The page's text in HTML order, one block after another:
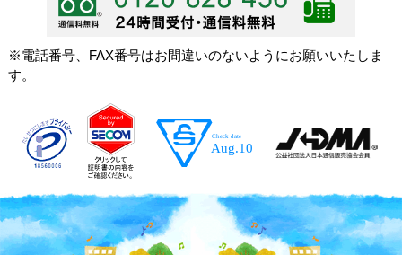
※電話番号、FAX番号はお間違いのないようにお願いいたしま
す。